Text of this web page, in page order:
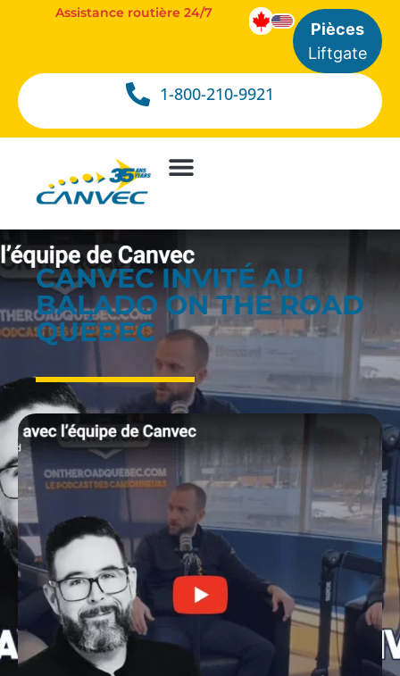
1-800-210-9921
Assistance routière 24/7
Pièces
Liftgate
CANVEC INVITÉ AU
BALADO ON THE ROAD
QUÉBEC